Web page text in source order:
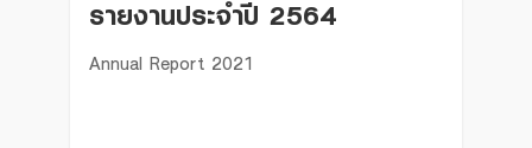
รายงานประจำปี 2564
Annual Report 2021